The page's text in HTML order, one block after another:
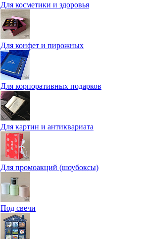
Для косметики и здоровья
Для конфет и пирожных
Для корпоративных подарков
Для картин и антиквариата
Для промоакций (шоубоксы)
Под свечи